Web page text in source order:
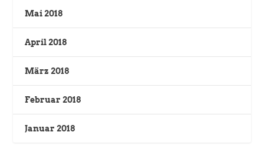
Mai 2018
April 2018
März 2018
Februar 2018
Januar 2018